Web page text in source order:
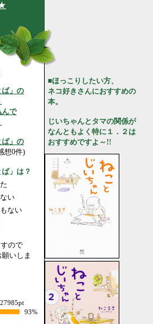
ば」の
んで
ば」の
想0件)
ば」は？
い
ない
ので
いしま
93%
■ほっこりしたい方、
ネコ好きさんにおすすめの
本。
じいちゃんとタマの関係が
なんともよく特に１．２は
おすすめですよ～!!